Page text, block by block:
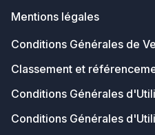
Mentions légales
Conditions Générales de
Classement et
Conditions Générales
Conditions Générales